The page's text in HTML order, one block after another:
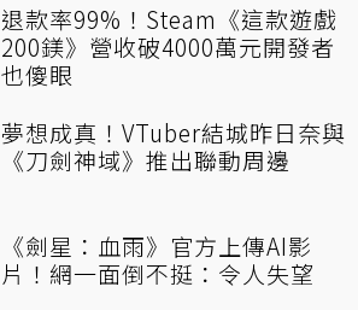
退款率99%！Steam《這款遊戲
200鎂》營收破4000萬元開發者
也傻眼
夢想成真！VTuber結城昨日奈與
《刀劍神域》推出聯動周邊
《劍星：血雨》官方上傳AI影
片！網一面倒不挺：令人失望